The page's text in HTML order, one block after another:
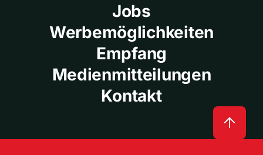
Jobs
Werbemöglichkeiten
Empfang
Medienmitteilungen
Kontakt